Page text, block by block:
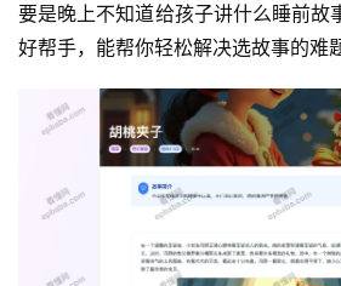
品
要是晚上不知道给孩子讲什么睡前故
好帮手，能帮你轻松解决选故事的难题